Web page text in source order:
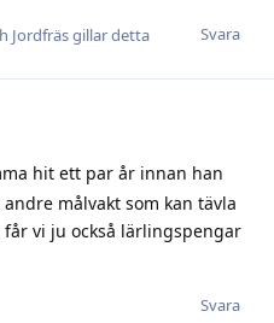
Svara
Jordfräsgillar detta
hit ett par år innan han
målvakt som kan tävla
vi ju också lärlingspengar
Svara